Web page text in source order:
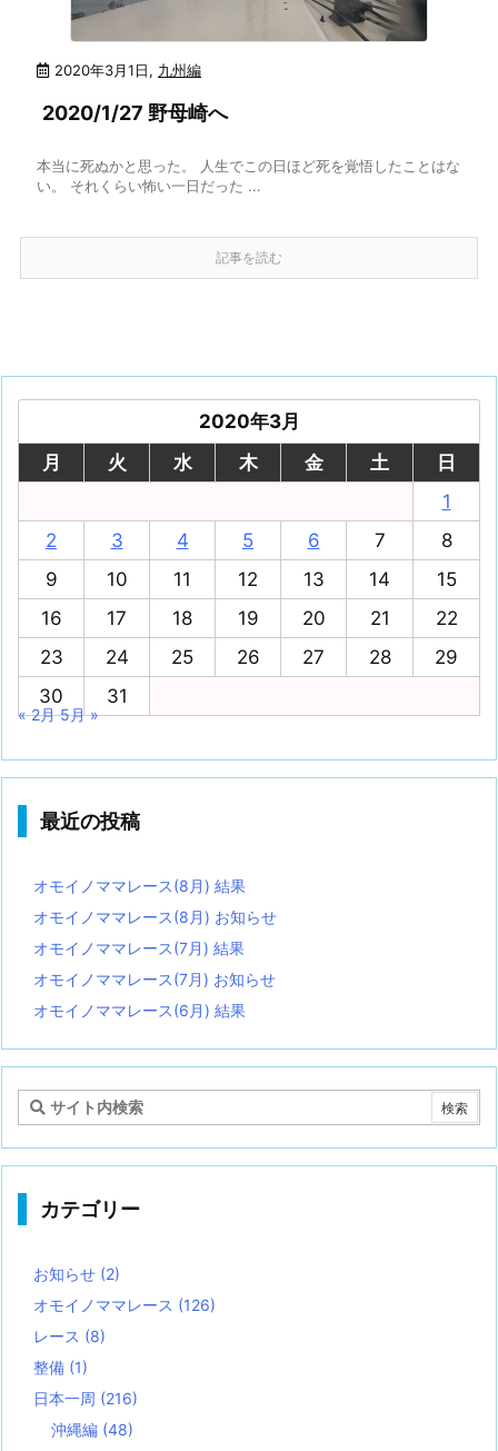
2020年3月1日, 九州編
2020/1/27 野母崎へ
本当に死ぬかと思った。 人生でこの日ほど死を覚悟したことはな
い。 それくらい怖い一日だった ...
記事を読む
2020年3月
月
火 水 木 金 土
日
1
2
3 4 5 6 7
8
9
10 11 12 13 14
15
16
17 18 19 20 21
22
23
24 25 26 27 28
29
30
31
« 2月 5月 »
最近の投稿
オモイノママレース(8月) 結果
オモイノママレース(8月) お知らせ
オモイノママレース(7月) 結果
オモイノママレース(7月) お知らせ
オモイノママレース(6月) 結果
カテゴリー
お知らせ (2)
オモイノママレース (126)
レース (8)
整備 (1)
日本一周 (216)
沖縄編 (48)